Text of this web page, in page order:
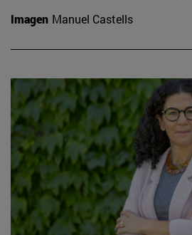
Imagen Manuel Castells